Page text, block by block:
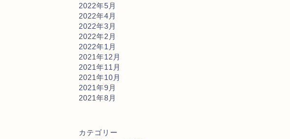
2022年5月
2022年4月
2022年3月
2022年2月
2022年1月
2021年12月
2021年11月
2021年10月
2021年9月
2021年8月
カテゴリー